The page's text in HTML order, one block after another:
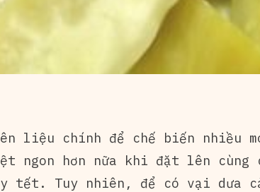
liệu chính để chế biến nhiều
ngon hơn nữa khi đặt lên
tết. Tuy nhiên, để có vại dưa